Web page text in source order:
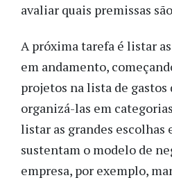
avaliar quais premissas
A próxima tarefa é listar
em andamento,
projetos na lista de gastos
organizá-las em
listar as grandes escolhas
sustentam o modelo de
empresa, por exemplo,